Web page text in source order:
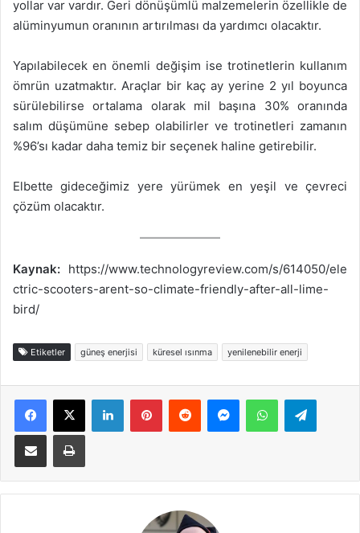
yollar var vardır. Geri dönüşümlü malzemelerin özellikle de
alüminyumun oranının artırılması da yardımcı olacaktır.
Yapılabilecek en önemli değişim ise trotinetlerin kullanım
ömrün uzatmaktır. Araçlar bir kaç ay yerine 2 yıl boyunca
sürülebilirse ortalama olarak mil başına 30% oranında
salım düşümüne sebep olabilirler ve trotinetleri zamanın
%96’sı kadar daha temiz bir seçenek haline getirebilir.
Elbette gideceğimiz yere yürümek en yeşil ve çevreci
çözüm olacaktır.
Kaynak: https://www.technologyreview.com/s/614050/ele
ctric-scooters-arent-so-climate-friendly-after-all-lime-
bird/
Etiketler güneş enerjisi küresel ısınma yenilenebilir enerji
Facebook
X LinkedInPinterestReddit MessengerWhatsApp
E-Posta ile paylaş Yazdır